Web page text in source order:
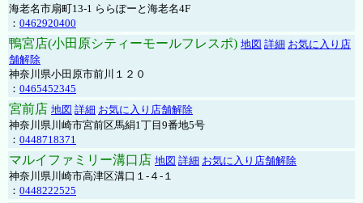
海老名市扇町13-1 ららぽーと海老名4F
： 0462920400
鴨宮店(小田原シティーモールフレスポ) 地図 詳細 お気に入り店
舗解除
神奈川県小田原市前川１２０
： 0465452345
宮前店 地図 詳細 お気に入り店舗解除
神奈川県川崎市宮前区馬絹1丁目9番地5号
： 0448718371
マルイファミリー溝口店 地図 詳細 お気に入り店舗解除
神奈川県川崎市高津区溝口１-４-１
： 0448222525